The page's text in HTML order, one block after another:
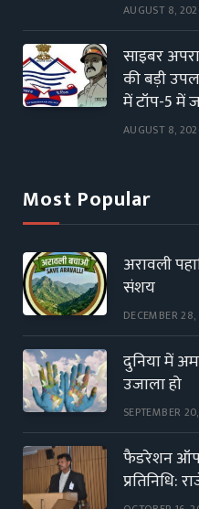
AUGUST 8,
साइबर
की बड़ी
में टॉप-5 में
AUGUST 8,
Most Popular
अरावली
संशय
DECEMBER
दुनिया में
उजाला हो
SEPTEMBER
फैडरेशन ऑफ
प्रतिनिधि: